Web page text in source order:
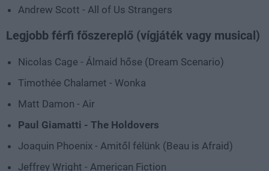
Andrew Scott - All of Us Strangers
Legjobb férfi főszereplő (vígjáték vagy musical)
Nicolas Cage - Álmaid hőse (Dream Scenario)
Timothée Chalamet - Wonka
Matt Damon - Air
Paul Giamatti - The Holdovers
Joaquin Phoenix - Amitől félünk (Beau is Afraid)
Jeffrey Wright - American Fiction